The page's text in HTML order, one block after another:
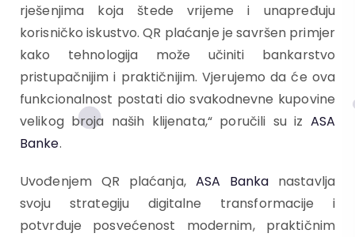
rješenjima koja štede vrijeme i unapređuju
korisničko iskustvo. QR plaćanje je savršen primjer
kako tehnologija može učiniti bankarstvo
pristupačnijim i praktičnijim. Vjerujemo da će ova
funkcionalnost postati dio svakodnevne kupovine
velikog broja naših klijenata,“ poručili su iz ASA
Banke.
Uvođenjem QR plaćanja, ASA Banka nastavlja
svoju strategiju digitalne transformacije i
potvrđuje posvećenost modernim, praktičnim